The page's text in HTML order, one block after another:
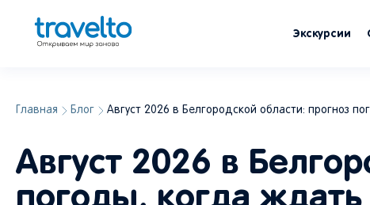
Экскурсии
Главная Блог Август 2026 в Белгородской области: прогноз
Август 2026 в
погоды, когда